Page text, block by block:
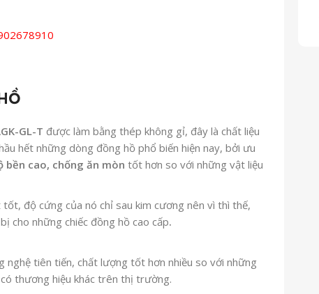
GL-T được làm bằng thép không gỉ, đây là chất liệu
hết những dòng đồng hồ phổ biến hiện nay, bởi ưu
bền cao, chống ăn mòn tốt hơn so với những vật liệu
độ cứng của nó chỉ sau kim cương nên vì thì thế,
cho những chiếc đồng hồ cao cấp.
nghệ tiên tiến, chất lượng tốt hơn nhiều so với những
thương hiệu khác trên thị trường.